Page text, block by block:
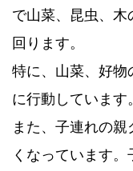
で山菜、昆虫、木
回ります。
特に、山菜、好物
に行動しています。
また、子連れの
くなっています